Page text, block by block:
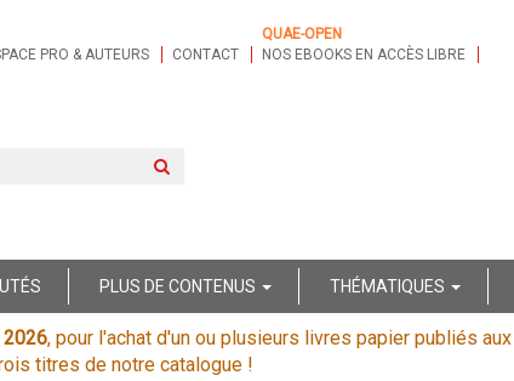
PRO & AUTEURS CONTACT
QUAE-OPEN
NOS EBOOKS EN ACCÈS LIBRE
PLUS DE CONTENUS THÉMATIQUES
2026, pour l'achat d'un ou plusieurs livres papier publiés
titres de notre catalogue !